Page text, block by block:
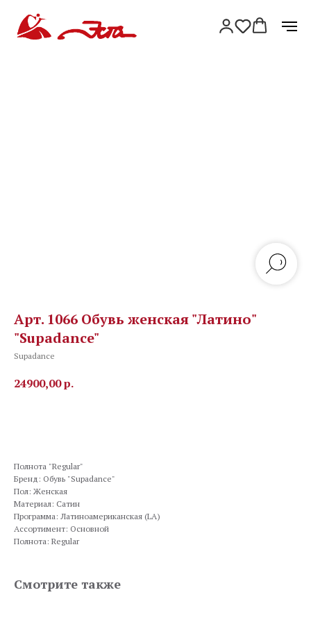
Арт. 1066 Обувь женская "Латино"
"Supadance"
Supadance
24900,00р.
Полнота "Regular"
Бренд: Обувь "Supadance"
Пол: Женская
Материал: Сатин
Программа: Латиноамериканская (LA)
Ассортимент: Основной
Полнота: Regular
Смотрите также